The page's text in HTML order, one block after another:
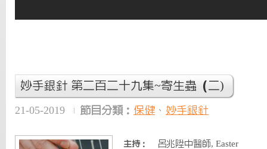
妙手銀針 第二百二十九集~寄生蟲（二)
21-05-2019 節目分類： 保健 、 妙手銀針
主持： 呂兆陞中醫師, Easter